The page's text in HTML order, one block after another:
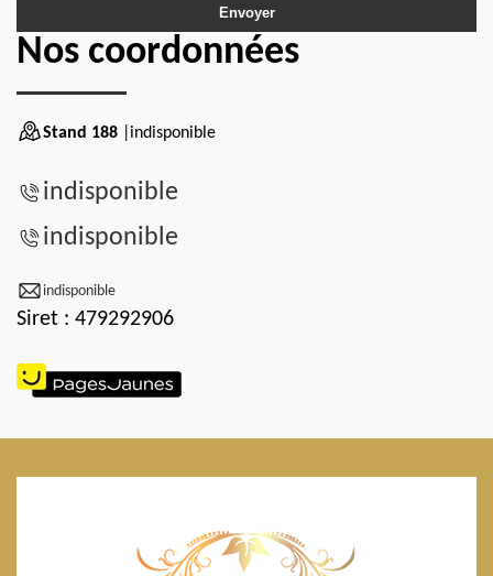
Nos coordonnées
Stand 188 |indisponible
indisponible
indisponible
indisponible
Siret : 479292906